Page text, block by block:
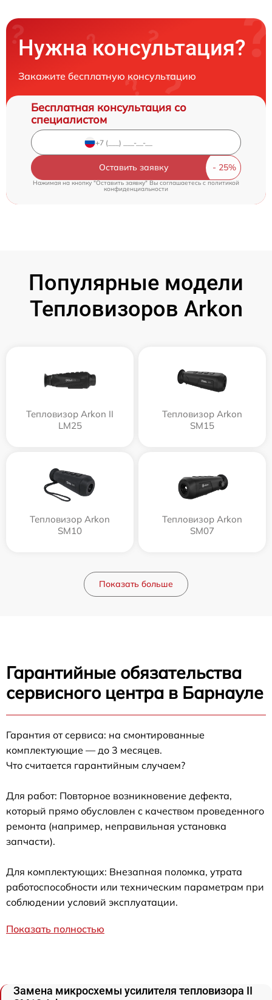
Нужна консультация?
Закажите бесплатную консультацию
Бесплатная консультация со
специалистом
Оставить заявку
Нажимая на кнопку "Оставить заявку" Вы соглашаетесь c политикой
конфиденциальности
Популярные модели
Тепловизоров Arkon
Тепловизор Arkon II
LM25
Тепловизор Arkon
SM15
Тепловизор Arkon
SM10
Тепловизор Arkon
SM07
Показать больше
Гарантийные обязательства
сервисного центра в Барнауле
Гарантия от сервиса: на смонтированные
комплектующие — до 3 месяцев.
Что считается гарантийным случаем?
Для работ: Повторное возникновение дефекта,
который прямо обусловлен с качеством проведенного
ремонта (например, неправильная установка
запчасти).
Для комплектующих: Внезапная поломка, утрата
работоспособности или техническим параметрам при
соблюдении условий эксплуатации.
Показать полностью
Замена микросхемы усилителя тепловизора II